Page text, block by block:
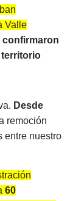
Valle
confirmaron
territorio
Desde
remoción
entre nuestro
60